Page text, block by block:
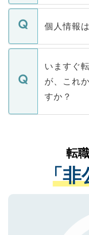
ません。
■応募殺到
関を公にし
に、医療機
みを人材紹
ています。
転職・入職
ん。また、
定を承諾す
の辞退の連
個人情報
個人情報が
で、ご安心
などで収集
ご本人のキ
支援を目的
ているすべ
は、個人情
管理基準を
る、プライ
で、機密保
いますぐ
が、これ
すか？
かがいして
経験をまじ
させていた
ない方には
ので、まず
転
「